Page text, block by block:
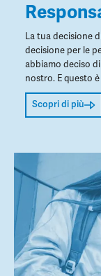
La tua decisione
decisione per le
abbiamo deciso
nostro. E questo
Scopri di più